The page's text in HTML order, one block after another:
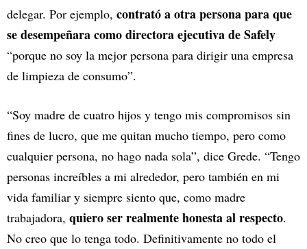
delegar. Por ejemplo, contrató a otra persona para que
se desempeñara como directora ejecutiva de Safely
“porque no soy la mejor persona para dirigir una empresa
de limpieza de consumo”.
“Soy madre de cuatro hijos y tengo mis compromisos sin
fines de lucro, que me quitan mucho tiempo, pero como
cualquier persona, no hago nada sola”, dice Grede. “Tengo
personas increíbles a mi alrededor, pero también en mi
vida familiar y siempre siento que, como madre
trabajadora, quiero ser realmente honesta al respecto.
No creo que lo tenga todo. Definitivamente no todo el